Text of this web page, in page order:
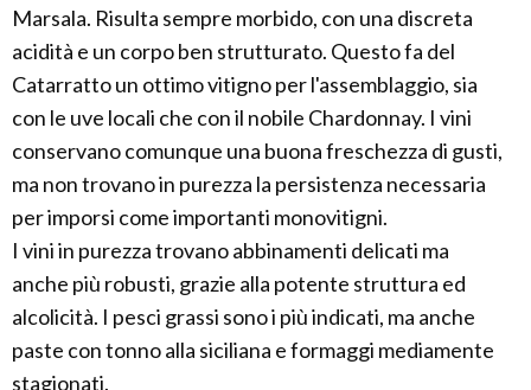
Marsala. Risulta sempre morbido, con una discreta
acidità e un corpo ben strutturato. Questo fa del
Catarratto un ottimo vitigno per l'assemblaggio, sia
con le uve locali che con il nobile Chardonnay. I vini
conservano comunque una buona freschezza di gusti,
ma non trovano in purezza la persistenza necessaria
per imporsi come importanti monovitigni.
I vini in purezza trovano abbinamenti delicati ma
anche più robusti, grazie alla potente struttura ed
alcolicità. I pesci grassi sono i più indicati, ma anche
paste con tonno alla siciliana e formaggi mediamente
stagionati.